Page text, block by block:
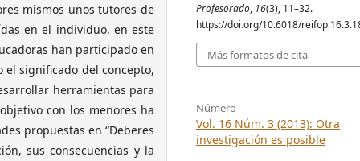
mismos unos tutores de
en el individuo, en este
han participado en
significado del concepto,
herramientas para
con los menores ha
propuestas en “Deberes
sus consecuencias y la
Profesorado, 16(3), 11–32.
https://doi.org/10.6018/
Más formatos de cita
Número
Vol. 16 Núm. 3 (2013): Otra
investigación es posible